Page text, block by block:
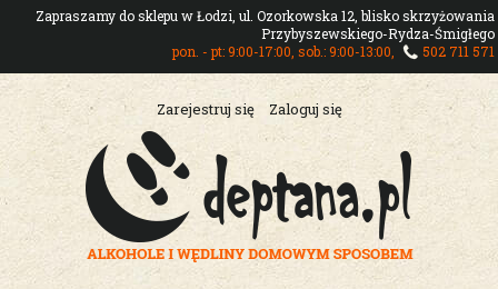
Zapraszamy do sklepu w Łodzi, ul. Ozorkowska 12, blisko skrzyżowania
Przybyszewskiego-Rydza-Śmigłego
pon. - pt: 9:00-17:00, sob.: 9:00-13:00,
502 711 571
Zarejestruj się Zaloguj się